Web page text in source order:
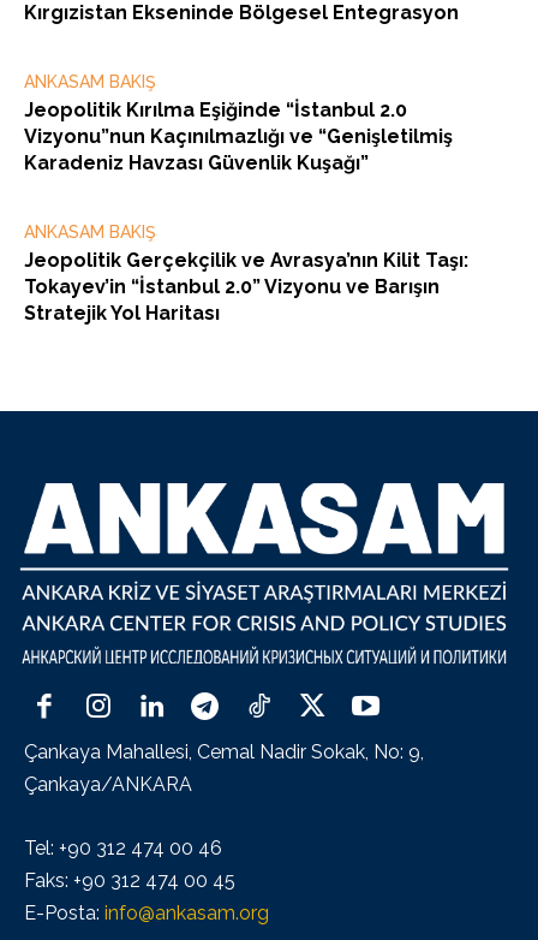
Kırgızistan Ekseninde Bölgesel Entegrasyon
ANKASAM BAKIŞ
Jeopolitik Kırılma Eşiğinde “İstanbul 2.0
Vizyonu”nun Kaçınılmazlığı ve “Genişletilmiş
Karadeniz Havzası Güvenlik Kuşağı”
ANKASAM BAKIŞ
Jeopolitik Gerçekçilik ve Avrasya’nın Kilit Taşı:
Tokayev’in “İstanbul 2.0” Vizyonu ve Barışın
Stratejik Yol Haritası
Çankaya Mahallesi, Cemal Nadir Sokak, No: 9,
Çankaya/ANKARA
Tel: +90 312 474 00 46
Faks: +90 312 474 00 45
E-Posta: info@ankasam.org